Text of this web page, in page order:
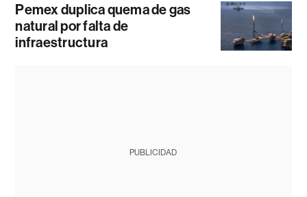
Pemex duplica quema de gas
natural por falta de
infraestructura
PUBLICIDAD